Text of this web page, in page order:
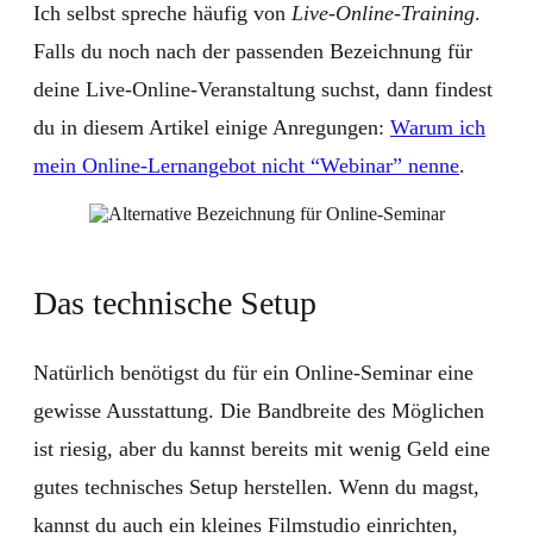
Ich selbst spreche häufig von Live-Online-Training.
Falls du noch nach der passenden Bezeichnung für
deine Live-Online-Veranstaltung suchst, dann findest
du in diesem Artikel einige Anregungen: Warum ich
mein Online-Lernangebot nicht “Webinar” nenne.
Das technische Setup
Natürlich benötigst du für ein Online-Seminar eine
gewisse Ausstattung. Die Bandbreite des Möglichen
ist riesig, aber du kannst bereits mit wenig Geld eine
gutes technisches Setup herstellen. Wenn du magst,
kannst du auch ein kleines Filmstudio einrichten,